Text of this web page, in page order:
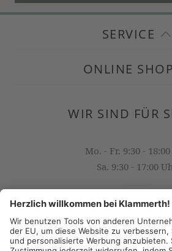
SERVICE
ONLINE SHOP
WIR SIND FÜR
Mo. - Fr. 9:30 -
Sa. 9:30 - 17:00
+43 316 825